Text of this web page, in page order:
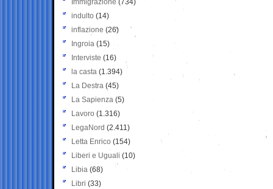
Immigrazione (734)
indulto (14)
inflazione (26)
Ingroia (15)
Interviste (16)
la casta (1.394)
La Destra (45)
La Sapienza (5)
Lavoro (1.316)
LegaNord (2.411)
Letta Enrico (154)
Liberi e Uguali (10)
Libia (68)
Libri (33)